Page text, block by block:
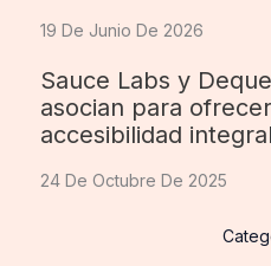
19 De Junio De 2026
Sauce Labs y
asocian para
accesibilidad
24 De Octubre De 2025